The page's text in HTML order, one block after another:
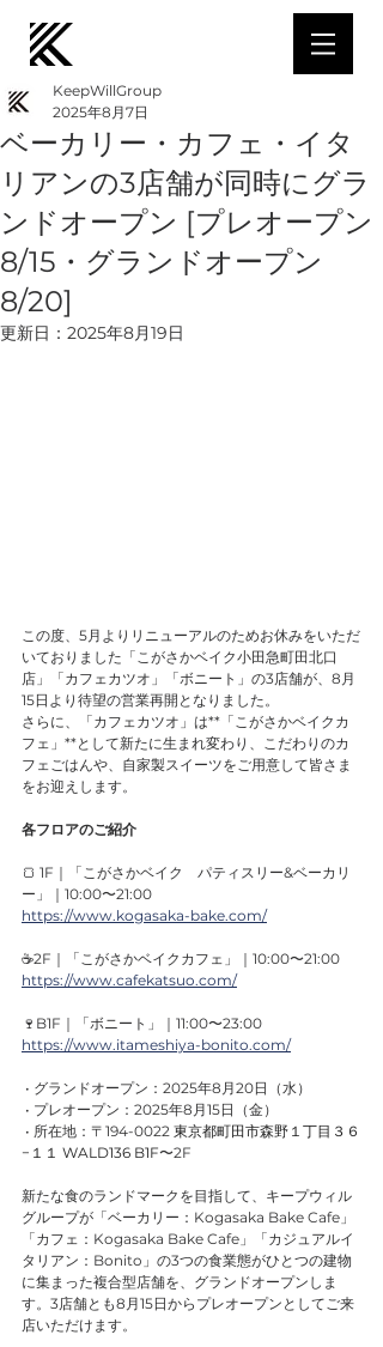
ベーカリー・カフェ・イタ
リアンの3店舗が同時にグラ
ンドオープン [プレオープン
8/15・グランドオープン
8/20]
KeepWillGroup
2025年8月7日
更新日： 2025年8月19日
この度、5月よりリニューアルのためお休みをいただ
いておりました「こがさかベイク小田急町田北口
店」「カフェカツオ」「ボニート」の3店舗が、8月
15日より待望の営業再開となりました。
さらに、「カフェカツオ」は**「こがさかベイクカ
フェ」**として新たに生まれ変わり、こだわりのカ
フェごはんや、自家製スイーツをご用意して皆さま
をお迎えします。
各フロアのご紹介
🍞 1F｜「こがさかベイク　パティスリー&ベーカリ
ー」｜10:00〜21:00
https://www.kogasaka-bake.com/
☕2F｜「こがさかベイクカフェ」｜10:00〜21:00
https://www.cafekatsuo.com/
🍷B1F｜「ボニート」｜11:00〜23:00
https://www.itameshiya-bonito.com/
• グランドオープン：2025年8月20日（水）
• プレオープン：2025年8月15日（金）
• 所在地：〒194-0022 東京都町田市森野１丁目３６
−１１ WALD136 B1F〜2F
新たな食のランドマークを目指して、キープウィル
グループが「ベーカリー：Kogasaka Bake Cafe」
「カフェ：Kogasaka Bake Cafe」「カジュアルイ
タリアン：Bonito」の3つの食業態がひとつの建物
に集まった複合型店舗を、グランドオープンしま
す。3店舗とも8月15日からプレオープンとしてご来
店いただけます。